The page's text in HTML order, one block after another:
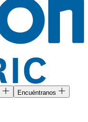
Encuéntranos